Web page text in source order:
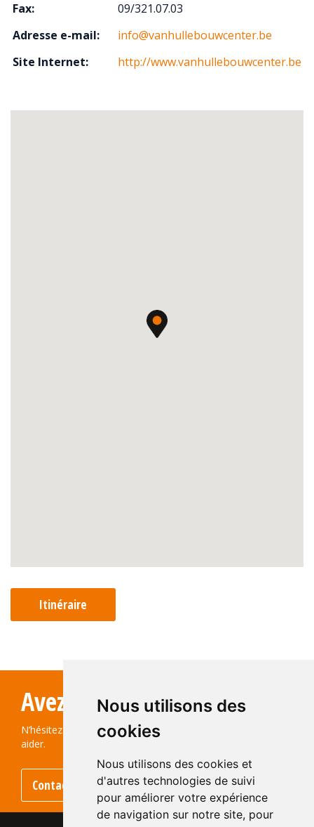
Nous utilisons des
cookies
Nous utilisons des cookies et
d'autres technologies de suivi
pour améliorer votre expérience
de navigation sur notre site, pour
Fax:
09/321.07.03
Adresse e-mail:
info@vanhullebouwcenter.be
Site Internet:
http://www.vanhullebouwcenter.be
Itinéraire
Avez-vous des questions?
N’hésitez pas à nous contacter ! Nous serons ravis de vous
aider.
Contactez-nous